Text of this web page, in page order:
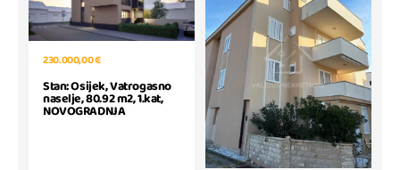
230.000,00 €
Stan: Osijek, Vatrogasno
naselje, 80.92 m2, 1.kat,
NOVOGRADNJA